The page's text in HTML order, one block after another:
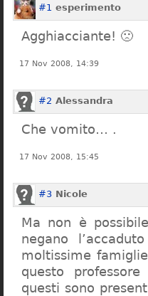
#1 esperimento
Agghiacciante! 🙁
17 Nov 2008, 14:39
#2 Alessandra
Che vomito… .
17 Nov 2008, 15:45
#3 Nicole
Ma non è
negano
moltissime
questo
questi sono